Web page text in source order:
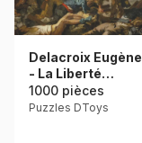
Delacroix Eugène
- La Liberté
Guidant le Peuple
1000 pièces
Puzzles DToys